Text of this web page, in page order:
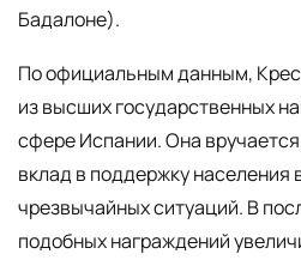
Бадалоне).
По официальным данным,
из высших государственных
сфере Испании. Она
вклад в поддержку населения
чрезвычайных ситуаций. В
подобных награждений